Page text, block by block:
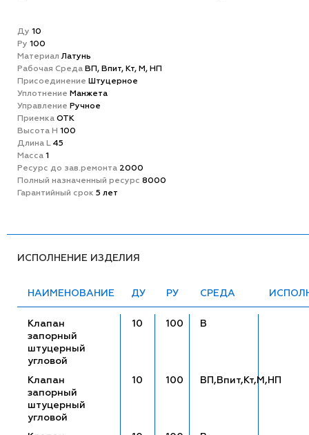
Ду 10
Ру 100
МатeриалЛатунь
Рабочая Среда ВП, Впит, Кт, М, НП
Присоединение Штуцерное
Уплотнение Манжета
Управление Ручное
Приемка ОТК
Высота H 100
Длина L 45
Масса 1
Ресурс до зав.ремонта 2000
Полный назначенный ресурс 8000
Гарантийный срок 5 лет
ИСПОЛНЕНИЕ ИЗДЕЛИЯ
НАИМЕНОВАНИЕ ДУ РУ СРЕДА
Клапан
запорный
штуцерный
угловой
10 100 В
Клапан
запорный
штуцерный
угловой
10 100 ВП,Впит,Кт,М,НП